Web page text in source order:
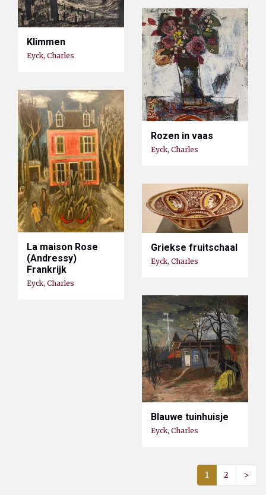
Klimmen
Eyck, Charles
Rozen in vaas
Eyck, Charles
La maison Rose
(Andressy)
Frankrijk
Eyck, Charles
Griekse fruitschaal
Eyck, Charles
Blauwe tuinhuisje
Eyck, Charles
1 2 >